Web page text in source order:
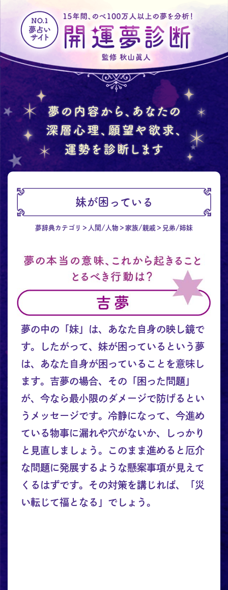
妹が困っている
夢辞典カテゴリ 人間/人物 家族/親戚 兄弟/姉妹
夢の中の「妹」は、あなた自身の映し鏡で
す。したがって、妹が困っているという夢
は、あなた自身が困っていることを意味し
ます。吉夢の場合、その「困った問題」
が、今なら最小限のダメージで防げるとい
うメッセージです。冷静になって、今進め
ている物事に漏れや穴がないか、しっかり
と見直しましょう。このまま進めると厄介
な問題に発展するような懸案事項が見えて
くるはずです。その対策を講じれば、「災
い転じて福となる」でしょう。